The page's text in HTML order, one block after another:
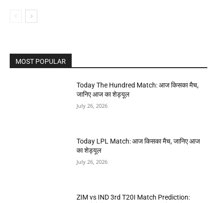
MOST POPULAR
Today The Hundred Match: आज किसका मैच,
जानिए आज का शेड्यूल
July 26, 2026
Today LPL Match: आज किसका मैच, जानिए आज
का शेड्यूल
July 26, 2026
ZIM vs IND 3rd T20I Match Prediction: